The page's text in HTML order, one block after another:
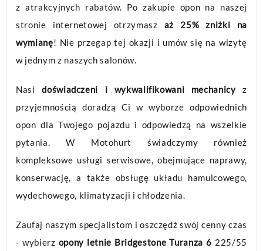
z atrakcyjnych rabatów. Po zakupie opon na naszej
stronie internetowej otrzymasz aż 25% zniżki na
wymianę! Nie przegap tej okazji i umów się na wizytę
w jednym z naszych salonów.
Nasidoświadczeni i wykwalifikowani mechanicyz
przyjemnością doradzą Ci w wyborze odpowiednich
opon dla Twojego pojazdu i odpowiedzą na wszelkie
pytania. W Motohurt świadczymy również
kompleksowe usługi serwisowe, obejmujące naprawy,
konserwację, a także obsługę układu hamulcowego,
wydechowego, klimatyzacji i chłodzenia.
Zaufaj naszym specjalistom i oszczędź swój cenny czas
- wybierz opony letnie Bridgestone Turanza 6 225/55